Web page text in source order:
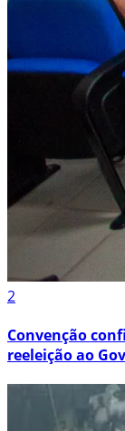
2
Convenção
reeleição ao